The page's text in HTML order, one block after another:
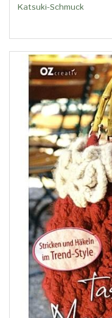
Katsuki-Schmuck